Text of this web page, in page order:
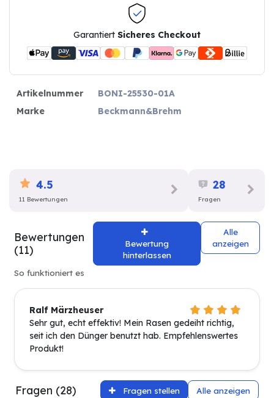
Garantiert Sicheres Checkout
Artikelnummer
BONI-25530-01A
Marke
Beckmann&Brehm
4.5
11 Bewertungen
28
Fragen
Bewertungen
(11)
Bewertung
hinterlassen
Alle
anzeigen
So funktioniert es
Ralf Märzheuser
Sehr gut, echt effektiv! Mein Rasen gedeiht richtig,
seit ich den Dünger benutzt hab. Empfehlenswertes
Produkt!
Fragen (28) Fragen stellen Alle anzeigen